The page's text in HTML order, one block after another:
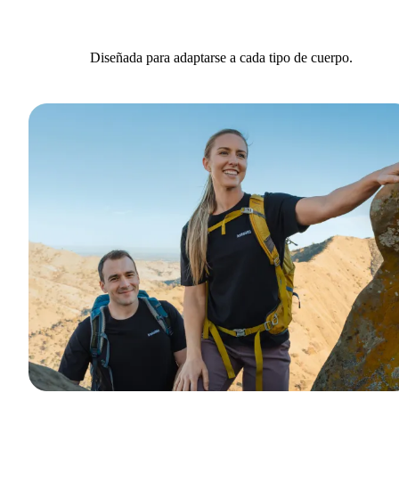
Diseñada para adaptarse a cada tipo de cuerpo.